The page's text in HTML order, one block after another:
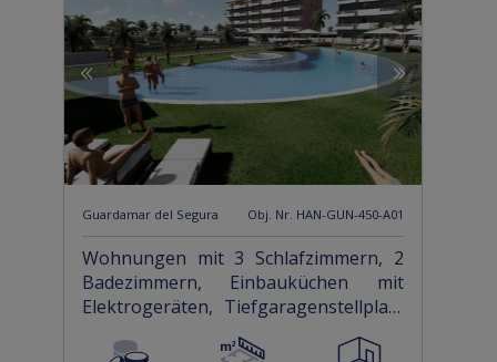
Guardamar del Segura Obj. Nr. HAN-GUN-450-A01
Wohnungen mit 3 Schlafzimmern, 2
Badezimmern, Einbauküchen mit
Elektrogeräten, Tiefgaragenstellplatz
und Gemeinschaftspool